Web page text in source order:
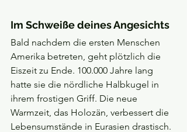
Im Schweiße deines Angesichts
Bald nachdem die ersten Menschen
Amerika betreten, geht plötzlich die
Eiszeit zu Ende. 100.000 Jahre lang
hatte sie die nördliche Halbkugel in
ihrem frostigen Griff. Die neue
Warmzeit, das Holozän, verbessert die
Lebensumstände in Eurasien drastisch.